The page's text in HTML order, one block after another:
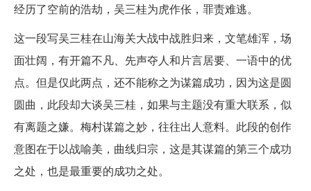
经历了空前的浩劫，吴三桂为虎作伥，罪责难逃。
这一段写吴三桂在山海关大战中战胜归来，文笔雄浑，场
面壮阔，有开篇不凡、先声夺人和片言居要、一语中的优
点。但是仅此两点，还不能称之为谋篇成功，因为这是圆
圆曲，此段却大谈吴三桂，如果与主题没有重大联系，似
有离题之嫌。梅村谋篇之妙，往往出人意料。此段的创作
意图在于以战喻美，曲线归宗，这是其谋篇的第三个成功
之处，也是最重要的成功之处。